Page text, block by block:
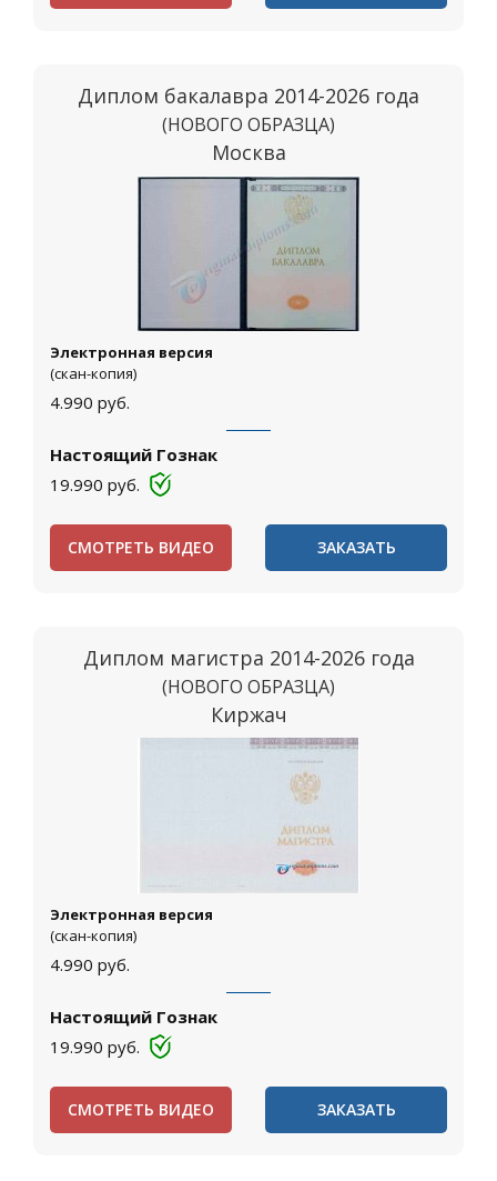
Диплом бакалавра 2014-2026 года
(НОВОГО ОБРАЗЦА)
Москва
Электронная версия
(скан-копия)
4.990 руб.
Настоящий Гознак
19.990 руб.
СМОТРЕТЬ ВИДЕО ЗАКАЗАТЬ
Диплом магистра 2014-2026 года
(НОВОГО ОБРАЗЦА)
Киржач
Электронная версия
(скан-копия)
4.990 руб.
Настоящий Гознак
19.990 руб.
СМОТРЕТЬ ВИДЕО ЗАКАЗАТЬ